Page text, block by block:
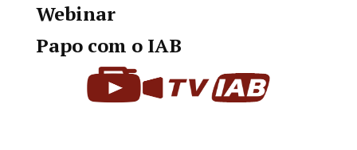
Webinar
Papo com o IAB